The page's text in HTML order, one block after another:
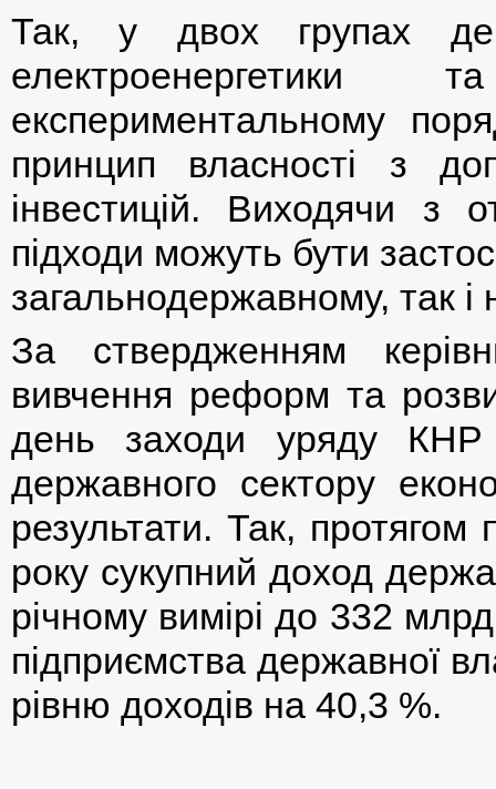
Так, у двох групах
експериментальному
принцип власності з
інвестицій. Виходячи з
підходи можуть бути
загальнодержавному, так і
За ствердженням
вивчення реформ та
день заходи уряду КНР
державного сектору
результати. Так, протягом
року сукупний доход
річному вимірі до 332
підприємства державної
рівню доходів на 40,3 %.